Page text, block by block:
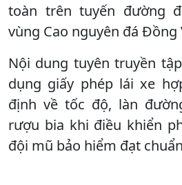
toàn trên tuyến đường
vùng Cao nguyên đá Đồng
Nội dung tuyên truyền
dụng giấy phép lái xe
định về tốc độ, làn
rượu bia khi điều khiển
đội mũ bảo hiểm đạt